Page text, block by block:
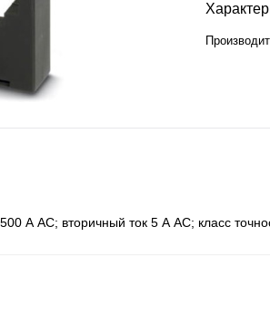
А АС; вторичный ток 5 А АС; класс